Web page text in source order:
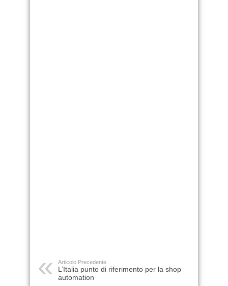
Articolo Precedente
L’Italia punto di riferimento per la shop
automation